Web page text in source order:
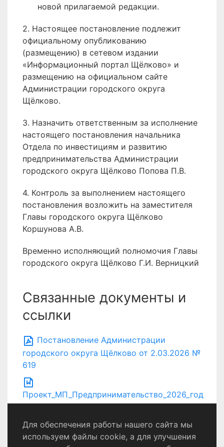
новой прилагаемой редакции.
2. Настоящее постановление подлежит
официальному опубликованию
(размещению) в сетевом издании
«Информационный портал Щёлково» и
размещению на официальном сайте
Администрации городского округа
Щёлково.
3. Назначить ответственным за исполнение
настоящего постановления начальника
Отдела по инвестициям и развитию
предпринимательства Администрации
городского округа Щёлково Попова П.В.
4. Контроль за выполнением настоящего
постановления возложить на заместителя
Главы городского округа Щёлково
Коршунова А.В.
Временно исполняющий полномочия Главы
городского округа Щёлково Г.И. Верницкий
Связанные документы и
ссылки
Постановление Администрации
городского округа Щёлково от 2.03.2026 №
619
Проект_МП_Предпринимательство_2026_год
номер 1
Для обеспечения работы нашего сайта мы
используем файлы cookie, а для улучшения